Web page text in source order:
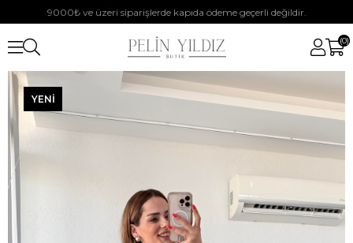
9000₺ ve üzeri siparişlerde kapıda ödeme geçerli değildir.
0
YENI
ÜRÜN